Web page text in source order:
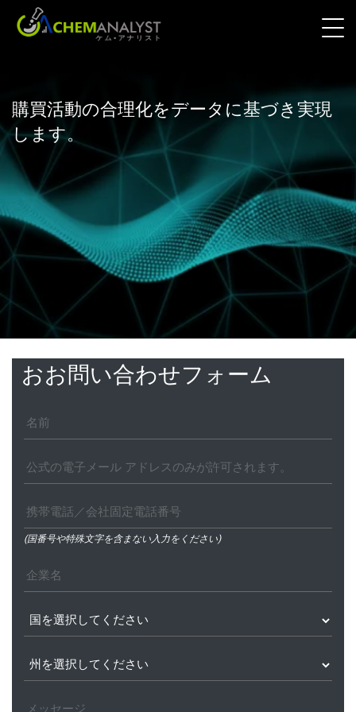
購買活動の合理化をデータに基づき実現
します。
おお問い合わせフォーム
(国番号や特殊文字を含まない入力をください)